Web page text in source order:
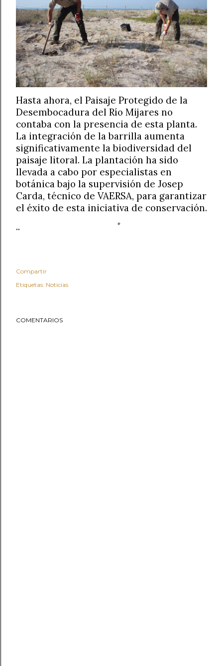
Hasta ahora, el Paisaje Protegido de la
Desembocadura del Río Mijares no
contaba con la presencia de esta planta.
La integración de la barrilla aumenta
significativamente la biodiversidad del
paisaje litoral. La plantación ha sido
llevada a cabo por especialistas en
botánica bajo la supervisión de Josep
Carda, técnico de VAERSA, para garantizar
el éxito de esta iniciativa de conservación.
..
Compartir
Etiquetas: Noticias
COMENTARIOS